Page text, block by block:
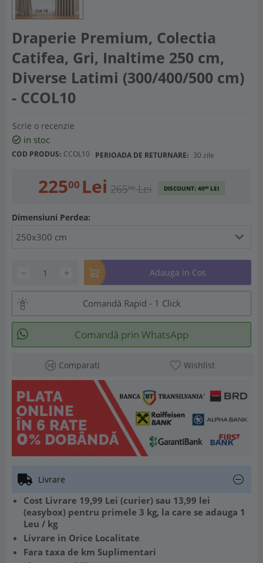
Draperie Premium, Colectia
Catifea, Gri, Inaltime 250 cm,
Diverse Latimi (300/400/500 cm)
- CCOL10
Scrie o recenzie
in stoc
COD PRODUS: CCOL10 PERIOADA DE RETURNARE: 30 zile
22500 Lei 26500 Lei DISCOUNT: 4000 LEI
Dimensiuni Perdea:
250x300 cm
+
− Adauga in Cos
Comandă Rapid - 1 Click
Comandă prin WhatsApp
Comparati Wishlist
Livrare
Cost Livrare 19,99 Lei (curier) sau 13,99 lei
(easybox) pentru primele 3 kg, la care se adauga 1
Leu / kg
Livrare in Orice Localitate
Fara taxa de km Suplimentari